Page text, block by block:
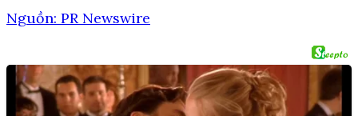
Nguồn: PR Newswire